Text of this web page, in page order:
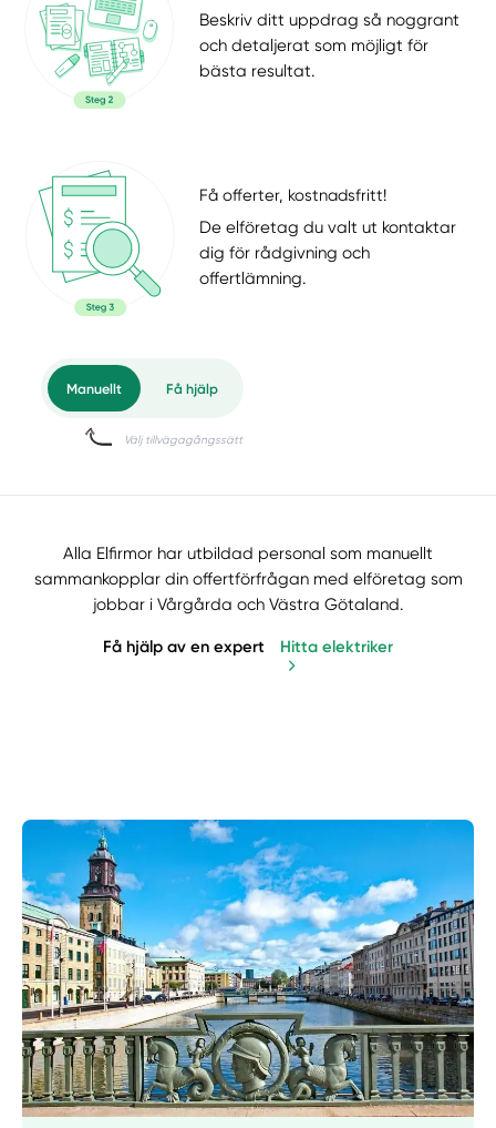
Beskriv ditt uppdrag så noggrant
och detaljerat som möjligt för
bästa resultat.
Få offerter, kostnadsfritt!
De elföretag du valt ut kontaktar
dig för rådgivning och
offertlämning.
Manuellt Få hjälp
Välj tillvägagångssätt
Alla Elfirmor har utbildad personal som manuellt
sammankopplar din offertförfrågan med elföretag som
jobbar i Vårgårda och Västra Götaland.
Få hjälp av en expert Hitta elektriker